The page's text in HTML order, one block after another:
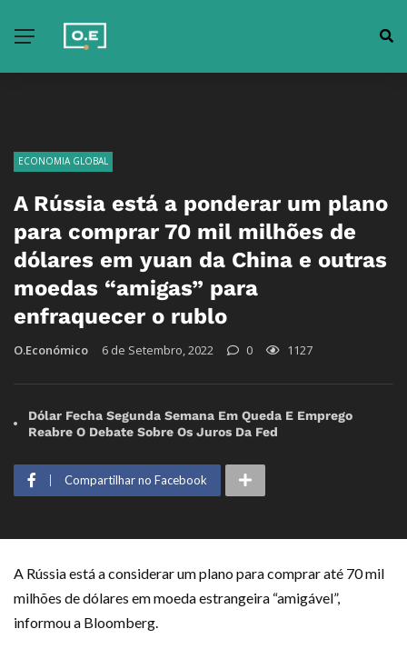
ECONOMIA GLOBAL
A Rússia está a ponderar um plano
para comprar 70 mil milhões de
dólares em yuan da China e outras
moedas “amigas” para
enfraquecer o rublo
O.Económico 6 de Setembro, 2022 0 1127
Dólar Fecha Segunda Semana Em Queda E Emprego
Reabre O Debate Sobre Os Juros Da Fed
Compartilhar no Facebook
A Rússia está a considerar um plano para comprar até 70 mil
milhões de dólares em moeda estrangeira “amigável”,
informou a Bloomberg.